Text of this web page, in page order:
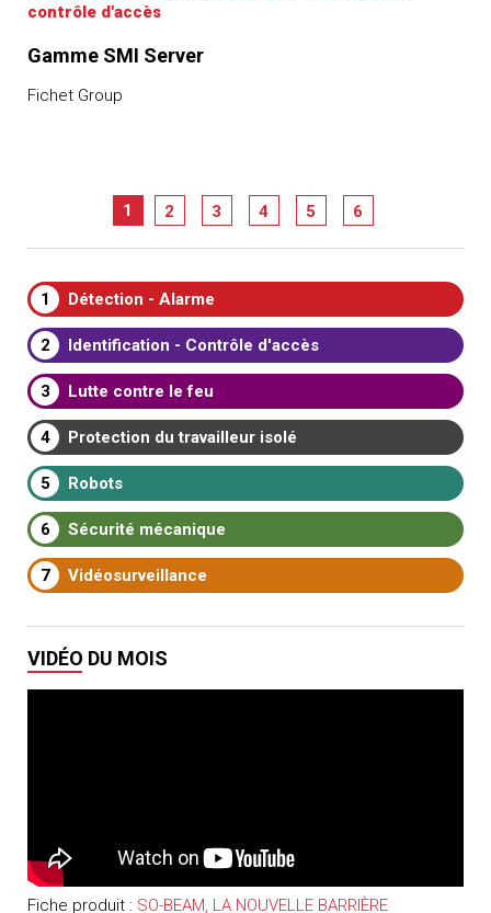
contrôle d'accès
Gamme SMI Server
Fichet Group
1 2 3 4 5 6
1 Détection - Alarme
2 Identification - Contrôle d'accès
3 Lutte contre le feu
4 Protection du travailleur isolé
5 Robots
6 Sécurité mécanique
7 Vidéosurveillance
VIDÉO DU MOIS
Fiche produit : SO-BEAM, LA NOUVELLE BARRIÈRE